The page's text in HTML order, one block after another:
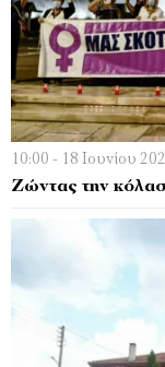
10:00 - 18 Ιουνίου
Ζώντας την